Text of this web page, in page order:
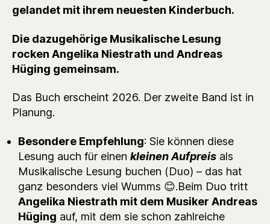
gelandet mit ihrem neuesten Kinderbuch.
Die dazugehörige Musikalische Lesung
rocken Angelika Niestrath und Andreas
Hüging gemeinsam.
Das Buch erscheint 2026. Der zweite Band ist in
Planung.
Besondere Empfehlung: Sie können diese
Lesung auch für einen kleinen Aufpreis als
Musikalische Lesung buchen (Duo) – das hat
ganz besonders viel Wumms 😊.Beim Duo tritt
Angelika Niestrath mit dem Musiker Andreas
Hüging auf, mit dem sie schon zahlreiche